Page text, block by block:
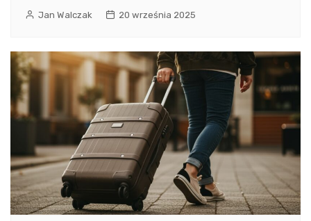
Jan Walczak 20 września 2025